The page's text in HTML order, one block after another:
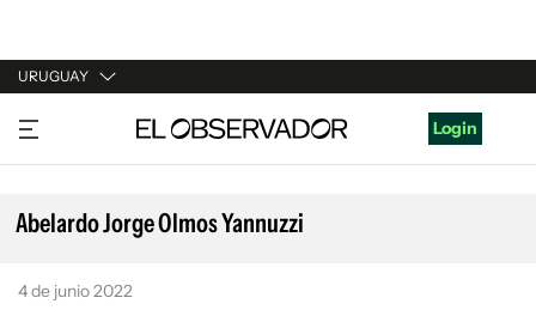
URUGUAY
URUGUAY
ARGENTINA
ESPAÑA
Login
Abelardo Jorge Olmos Yannuzzi
4 de junio 2022